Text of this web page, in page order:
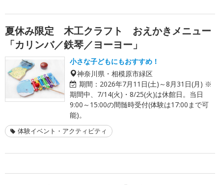
夏休み限定 木工クラフト おえかきメニュー
「カリンバ／鉄琴／ヨーヨー」
小さな子どもにもおすすめ！
神奈川県・相模原市緑区
期間： 2026年7月11日(土)～8月31日(月) ※
期間中、7/14(火)・8/25(火)は休館日。当日
9:00～15:00の間髄時受付(体験は17:00まで可
能)。
体験イベント・アクティビティ